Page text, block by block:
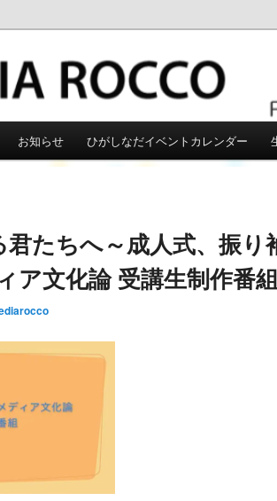
こう
お知らせ ひがしなだイベントカレンダー
たちへ～成人式、振
ア文化論 受講生制作番組